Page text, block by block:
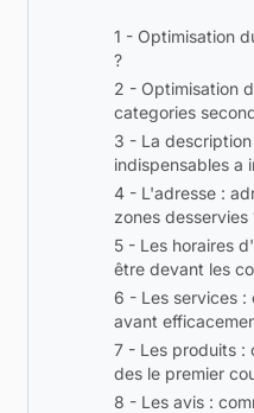
1 - Optimisation
?
2 - Optimisation
categories
3 - La
indispensables a
4 - L'adresse :
zones desservies
5 - Les horaires
être devant les
6 - Les services :
avant
7 - Les produits :
des le premier
8 - Les avis :